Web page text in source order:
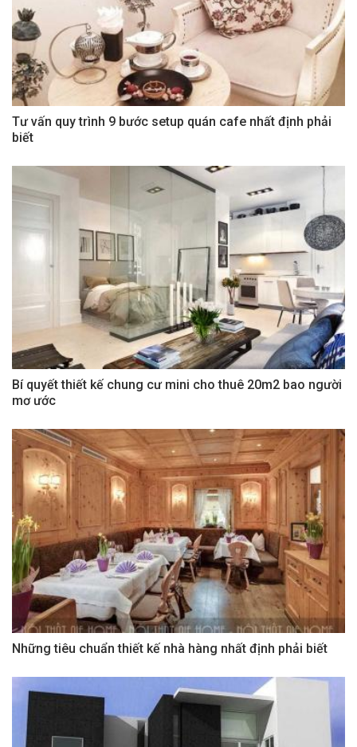
Tư vấn quy trình 9 bước setup quán cafe nhất định phải
biết
Bí quyết thiết kế chung cư mini cho thuê 20m2 bao người
mơ ước
Những tiêu chuẩn thiết kế nhà hàng nhất định phải biết